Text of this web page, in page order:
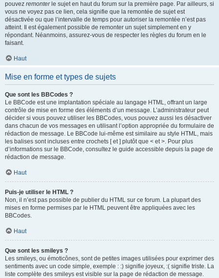
pouvez remonterle sujet en haut du forum sur la première page. Par ailleurs, si
vous ne voyez pas ce lien, cela signifie que la remontée de sujet est
désactivée ou que l’intervalle de temps pour autoriser la remontée n’est pas
atteint. Il est également possible de remonter un sujet simplement en y
répondant. Néanmoins, assurez-vous de respecter les règles du forum en le
faisant.
Haut
Mise en forme et types de sujets
Que sont les BBCodes ?
Le BBCode est une implantation spéciale au langage HTML, offrant un large
contrôle de mise en forme des éléments d’un message. L’administrateur peut
décider si vous pouvez utiliser les BBCodes, vous pouvez aussi les désactiver
dans chacun de vos messages en utilisant l’option appropriée du formulaire de
rédaction de message. Le BBCode lui-même est similaire au style HTML, mais
les balises sont incluses entre crochets [ et ] plutôt que < et >. Pour plus
d’informations sur le BBCode, consultez le guide accessible depuis la page de
rédaction de message.
Haut
Puis-je utiliser le HTML ?
Non, il n’est pas possible de publier du HTML sur ce forum. La plupart des
mises en forme permises par le HTML peuvent être appliquées avec les
BBCodes.
Haut
Que sont les smileys ?
Les smileys, ou émoticônes, sont de petites images utilisées pour exprimer des
sentiments avec un code simple, exemple : :) signifie joyeux, :( signifie triste. La
liste complète des smileys est visible sur la page de rédaction de message.